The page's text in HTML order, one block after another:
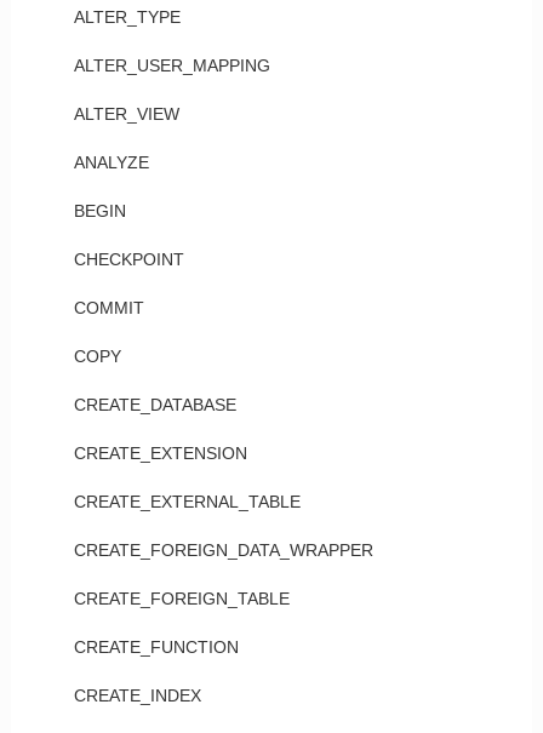
ALTER_TYPE
ALTER_USER_MAPPING
ALTER_VIEW
ANALYZE
BEGIN
CHECKPOINT
COMMIT
COPY
CREATE_DATABASE
CREATE_EXTENSION
CREATE_EXTERNAL_TABLE
CREATE_FOREIGN_DATA_WRAPPER
CREATE_FOREIGN_TABLE
CREATE_FUNCTION
CREATE_INDEX